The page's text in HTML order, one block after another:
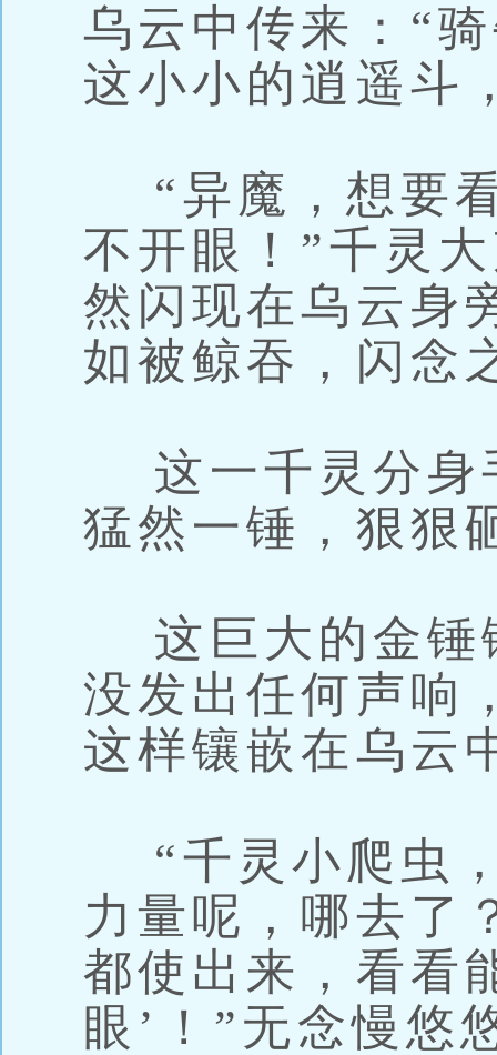
乌云中传来：“
这小小的逍遥斗
“异魔，想要
不开眼！”千灵
然闪现在乌云身
如被鲸吞，闪念
这一千灵分身
猛然一锤，狠狠
这巨大的金锤
没发出任何声响
这样镶嵌在乌云
“千灵小爬虫
力量呢，哪去了
都使出来，看看
眼’！”无念慢悠